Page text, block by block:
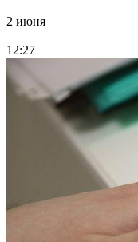
2 июня
12:27